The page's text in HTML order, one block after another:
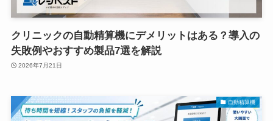
クリニックの自動精算機にデメリットはある？導入の
失敗例やおすすめ製品7選を解説
2026年7月21日
自動精算機